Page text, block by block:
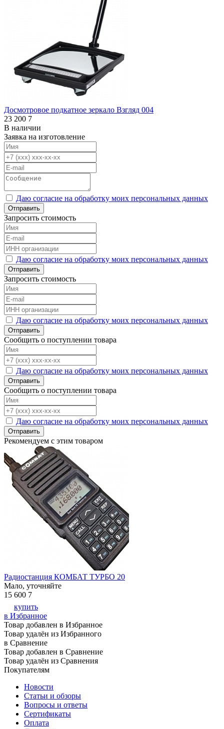
Досмотровое подкатное зеркало Взгляд 004
23 200 7
В наличии
Заявка на изготовление
Даю согласие на обработку моих персональных данных
Отправить
Запросить стоимость
Даю согласие на обработку моих персональных данных
Отправить
Запросить стоимость
Даю согласие на обработку моих персональных данных
Отправить
Сообщить о поступлении товара
Даю согласие на обработку моих персональных данных
Отправить
Сообщить о поступлении товара
Даю согласие на обработку моих персональных данных
Отправить
Рекомендуем с этим товаром
Радиостанция КОМБАТ ТУРБО 20
Мало, уточняйте
15 600 7
купить
в Избранное
Товар добавлен в Избранное
Товар удалён из Избранного
в Сравнение
Товар добавлен в Сравнение
Товар удалён из Сравнения
Покупателям
Новости
Статьи и обзоры
Вопросы и ответы
Сертификаты
Оплата